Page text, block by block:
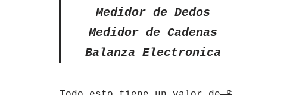
Medidor de Dedos
Medidor de Cadenas
Balanza Electronica